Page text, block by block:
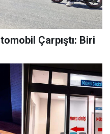
Çarpıştı: Biri